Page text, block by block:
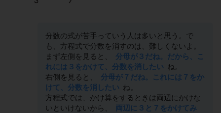
分数の式が苦手っていう人は多いと思う。で
も、方程式で分数を消すのは、難しくないよ。
まず左側を見ると、
分母が３だね。だから、こ
れには３をかけて、分数を消したい ね。
右側を見ると、
分母が７だね。これには７をか
けて、分数を消したい ね。
方程式では、かけ算をするときは両辺にかけな
いといけないから、
両辺に３と７をかけてみ